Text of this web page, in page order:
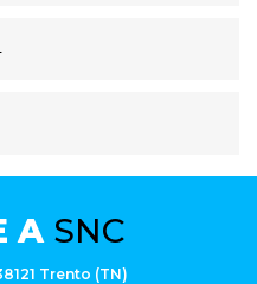
A SNC
Trento (TN)